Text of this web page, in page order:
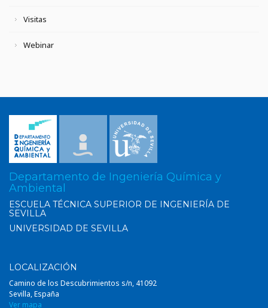
Visitas
Webinar
Departamento de Ingeniería Química y
Ambiental
ESCUELA TÉCNICA SUPERIOR DE INGENIERÍA DE
SEVILLA
UNIVERSIDAD DE SEVILLA
LOCALIZACIÓN
Camino de los Descubrimientos s/n, 41092
Sevilla, España
Ver mapa